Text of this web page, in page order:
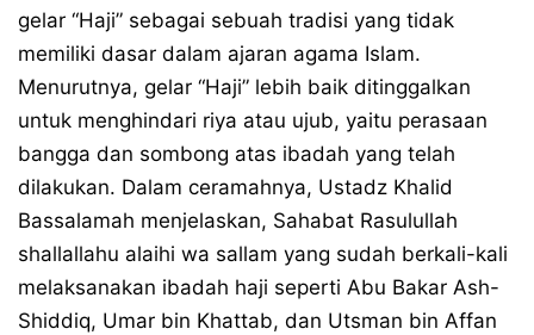
gelar “Haji” sebagai sebuah tradisi yang tidak
memiliki dasar dalam ajaran agama Islam.
Menurutnya, gelar “Haji” lebih baik ditinggalkan
untuk menghindari riya atau ujub, yaitu perasaan
bangga dan sombong atas ibadah yang telah
dilakukan. Dalam ceramahnya, Ustadz Khalid
Bassalamah menjelaskan, Sahabat Rasulullah
shallallahu alaihi wa sallam yang sudah berkali-kali
melaksanakan ibadah haji seperti Abu Bakar Ash-
Shiddiq, Umar bin Khattab, dan Utsman bin Affan